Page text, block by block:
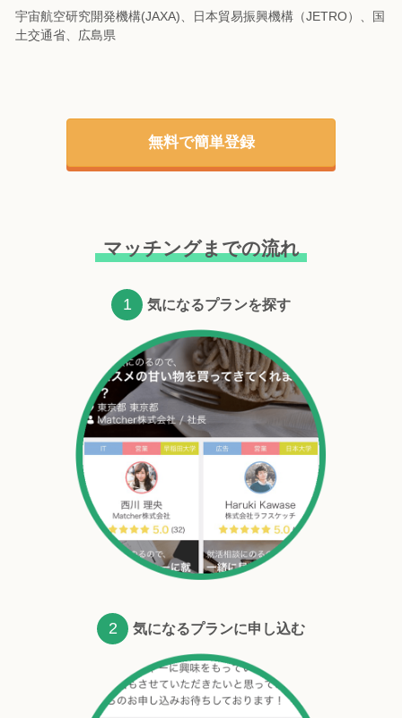
宇宙航空研究開発機構(JAXA)、日本貿易振興機構（JETRO）、国
土交通省、広島県
無料で簡単登録
マッチングまでの流れ
1 気になるプランを探す
2 気になるプランに申し込む